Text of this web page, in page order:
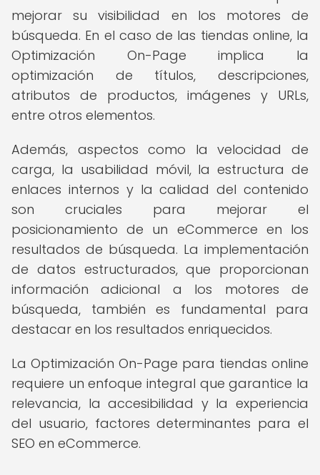
mejorar su visibilidad en los motores de
búsqueda. En el caso de las tiendas online, la
Optimización On-Page implica la
optimización de títulos, descripciones,
atributos de productos, imágenes y URLs,
entre otros elementos.
Además, aspectos como la velocidad de
carga, la usabilidad móvil, la estructura de
enlaces internos y la calidad del contenido
son cruciales para mejorar el
posicionamiento de un eCommerce en los
resultados de búsqueda. La implementación
de datos estructurados, que proporcionan
información adicional a los motores de
búsqueda, también es fundamental para
destacar en los resultados enriquecidos.
La Optimización On-Page para tiendas online
requiere un enfoque integral que garantice la
relevancia, la accesibilidad y la experiencia
del usuario, factores determinantes para el
SEO en eCommerce.